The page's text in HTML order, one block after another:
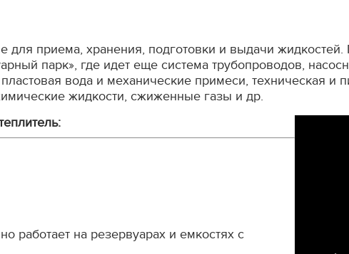
для приема, хранения, подготовки и выдачи
парк», где идет еще система трубопроводов,
вода и механические примеси, техническая и
жидкости, сжиженные газы и др.
работает на резервуарах и емкостях с